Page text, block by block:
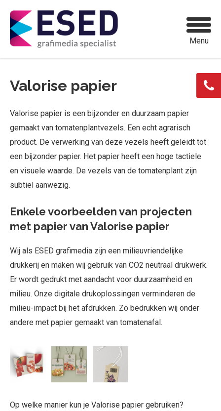
Valorise papier
Valorise papier is een bijzonder en duurzaam papier
gemaakt van tomatenplantvezels. Een echt agrarisch
product. De verwerking van deze vezels heeft geleidt tot
een bijzonder papier. Het papier heeft een hoge tactiele
en visuele waarde. De vezels van de tomatenplant zijn
subtiel aanwezig.
Enkele voorbeelden van projecten
met papier van Valorise papier
Wij als ESED grafimedia zijn een milieuvriendelijke
drukkerij en maken wij gebruik van CO2 neutraal drukwerk.
Er wordt gedrukt met aandacht voor duurzaamheid en
milieu. Onze digitale drukoplossingen verminderen de
milieu-impact bij het afdrukken. Zo bedrukken wij onder
andere met papier gemaakt van tomatenafal.
Op welke manier kun je Valorise papier gebruiken?
Menu